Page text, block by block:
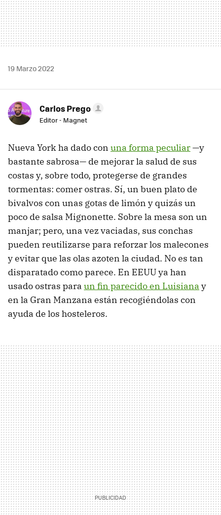
19 Marzo 2022
Carlos Prego
Editor - Magnet
Nueva York ha dado con una forma peculiar—y
bastante sabrosa— de mejorar la salud de sus
costas y, sobre todo, protegerse de grandes
tormentas: comer ostras. Sí, un buen plato de
bivalvos con unas gotas de limón y quizás un
poco de salsa Mignonette. Sobre la mesa son un
manjar; pero, una vez vaciadas, sus conchas
pueden reutilizarse para reforzar los malecones
y evitar que las olas azoten la ciudad. No es tan
disparatado como parece. En EEUU ya han
usado ostras para un fin parecido en Luisiana y
en la Gran Manzana están recogiéndolas con
ayuda de los hosteleros.